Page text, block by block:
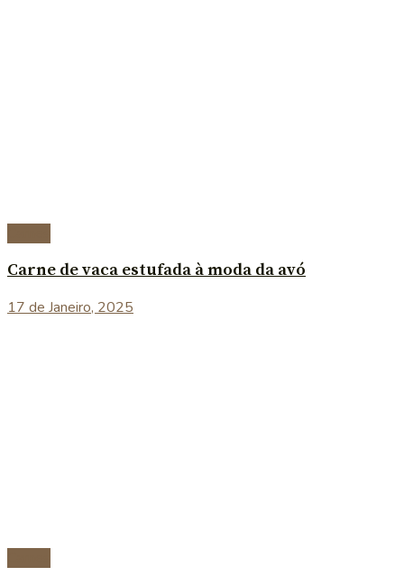
Carne de vaca estufada à moda da avó
17 de Janeiro, 2025